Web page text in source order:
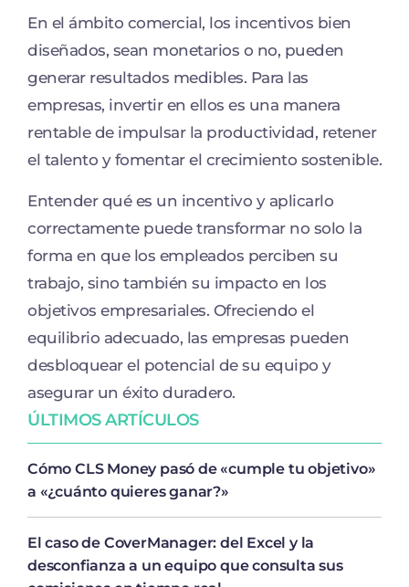
ÚLTIMOS ARTÍCULOS
Cómo CLS Money pasó de «cumple tu objetivo»
a «¿cuánto quieres ganar?»
El caso de CoverManager: del Excel y la
desconfianza a un equipo que consulta sus
En el ámbito comercial, los incentivos bien
diseñados, sean monetarios o no, pueden
generar resultados medibles. Para las
empresas, invertir en ellos es una manera
rentable de impulsar la productividad, retener
el talento y fomentar el crecimiento sostenible.
Entender qué es un incentivo y aplicarlo
correctamente puede transformar no solo la
forma en que los empleados perciben su
trabajo, sino también su impacto en los
objetivos empresariales. Ofreciendo el
equilibrio adecuado, las empresas pueden
desbloquear el potencial de su equipo y
asegurar un éxito duradero.